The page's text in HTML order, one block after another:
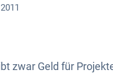
zwar Geld für